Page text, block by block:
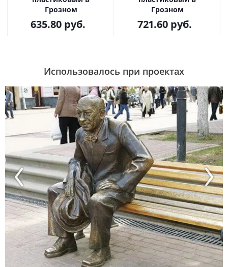
Грозном
635.80 руб.
Грозном
721.60руб.
Использовалось при проектах
Previous Next